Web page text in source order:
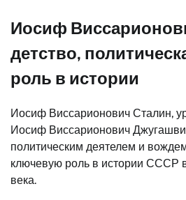
Иосиф
детство,
роль в истории
Иосиф Виссарионович Сталин,
Иосиф Виссарионович
политическим деятелем и
ключевую роль в истории СССР
века.